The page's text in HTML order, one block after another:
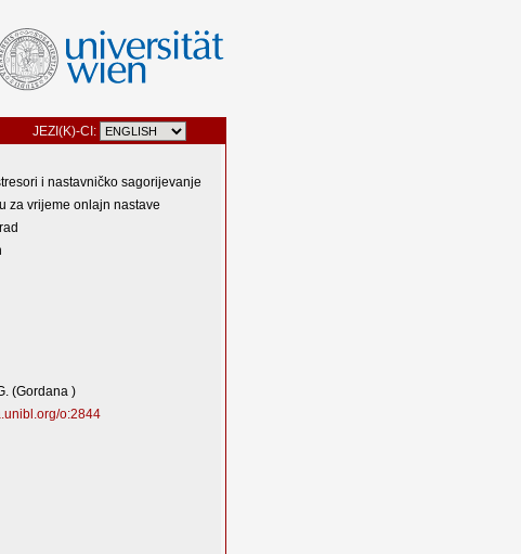
JEZI(K)-CI:
i nastavničko sagorijevanje
za vrijeme onlajn nastave
(Gordana )
o:2844